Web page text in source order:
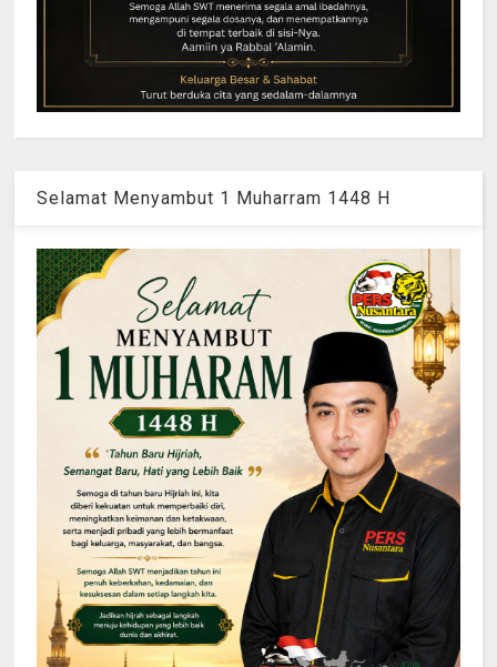
Selamat Menyambut 1 Muharram 1448 H